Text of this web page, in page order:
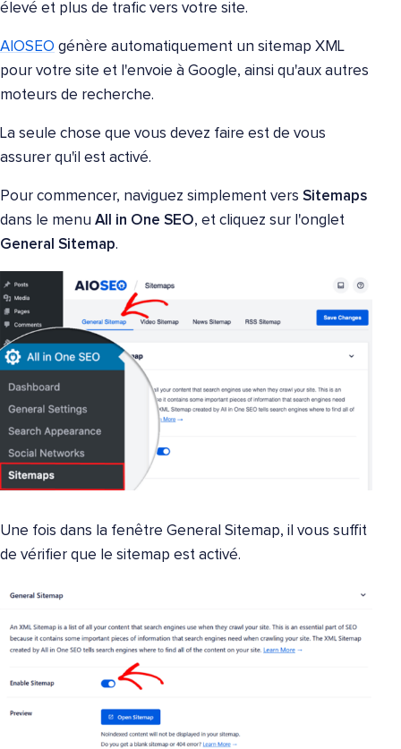
élevé et plus de trafic vers votre site.
AIOSEO génère automatiquement un sitemap XML
pour votre site et l'envoie à Google, ainsi qu'aux autres
moteurs de recherche.
La seule chose que vous devez faire est de vous
assurer qu'il est activé.
Pour commencer, naviguez simplement vers Sitemaps
dans le menu All in One SEO, et cliquez sur l'onglet
General Sitemap.
Une fois dans la fenêtre General Sitemap, il vous suffit
de vérifier que le sitemap est activé.